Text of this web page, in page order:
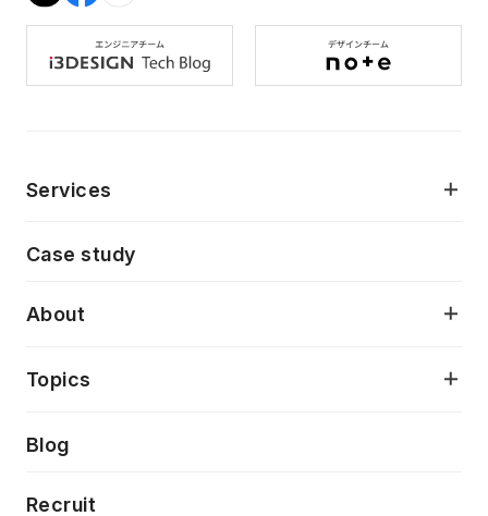
Services
AI駆動開発支援
モダナイゼーション
特徴量エンジニアリングと生成AI
Case study
About
当社が目指しているもの
Topics
Press release
News
Blog
Recruit